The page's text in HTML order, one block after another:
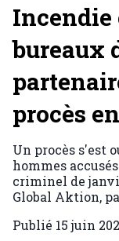
Incendie
bureaux
procès
Un procès s'est
hommes
criminel de
Global Aktion,
Publié 15 juin